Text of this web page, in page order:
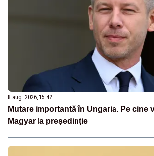
8 aug. 2026, 15:42
Mutare importantă în Ungaria. Pe cine
Magyar la președinție